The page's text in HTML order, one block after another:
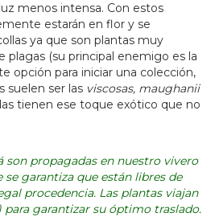
menos intensa. Con estos
estarán en flor y se
ya que son plantas muy
(su principal enemigo es la
opción para iniciar una colección,
suelen ser las viscosas, maughanii
tienen ese toque exótico que no
son propagadas en nuestro vivero
garantiza que están libres de
procedencia. Las plantas viajan
para garantizar su óptimo traslado.